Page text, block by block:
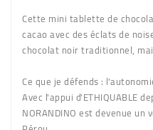
Cette mini tablette de
cacao avec des éclats de
chocolat noir traditionnel,
Ce que je défends :
Avec l'appui d'ETHIQUABLE
NORANDINO est devenue